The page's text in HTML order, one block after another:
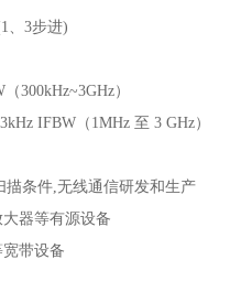
、3步进)
300kHz~3GHz）
IFBW（1MHz 至 3 GHz）
条件,无线通信研发和生产
器等有源设备
带设备